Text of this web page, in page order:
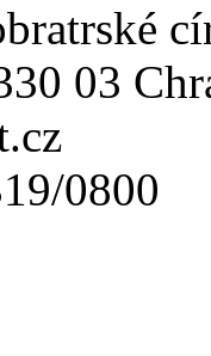
03
0800